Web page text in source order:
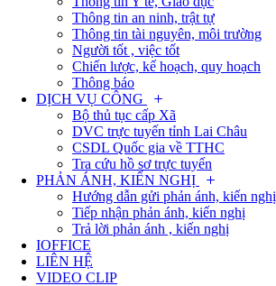
Thông tin an ninh, trật tự
Thông tin tài nguyên, môi trường
Người tốt , việc tốt
Chiến lược, kế hoạch, quy hoạch
Thông báo
DỊCH VỤ CÔNG
Bộ thủ tục cấp Xã
DVC trực tuyến tỉnh Lai Châu
CSDL Quốc gia về TTHC
Tra cứu hồ sơ trực tuyến
PHẢN ÁNH, KIẾN NGHỊ
Hướng dẫn gửi phản ánh, kiến nghị
Tiếp nhận phản ánh, kiến nghị
Trả lời phản ánh , kiến nghị
IOFFICE
LIÊN HỆ
VIDEO CLIP